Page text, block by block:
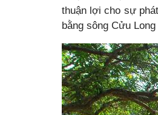
thuận lợi cho sự
bằng sông Cửu